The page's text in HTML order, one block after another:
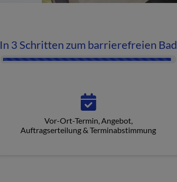
In 3 Schritten zum barrierefreien Bad
Vor-Ort-Termin, Angebot,
Auftragserteilung & Terminabstimmung